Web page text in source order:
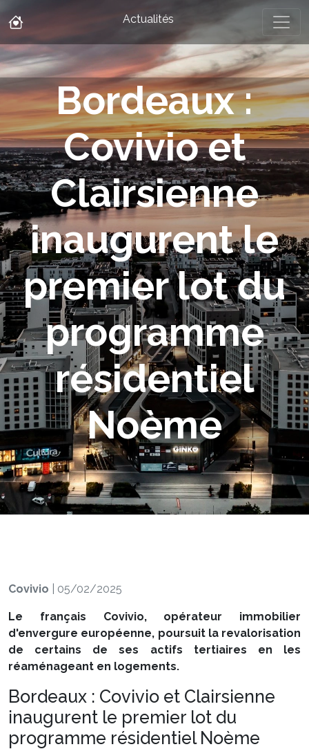
Actualités
Bordeaux :
Covivio et
Clairsienne
inaugurent le
premier lot du
programme
résidentiel
Noème
Covivio 05/02/2025
Le français Covivio, opérateur immobilier
d'envergure européenne, poursuit la revalorisation
de certains de ses actifs tertiaires en les
réaménageant en logements.
Bordeaux : Covivio et Clairsienne
inaugurent le premier lot du
programme résidentiel Noème